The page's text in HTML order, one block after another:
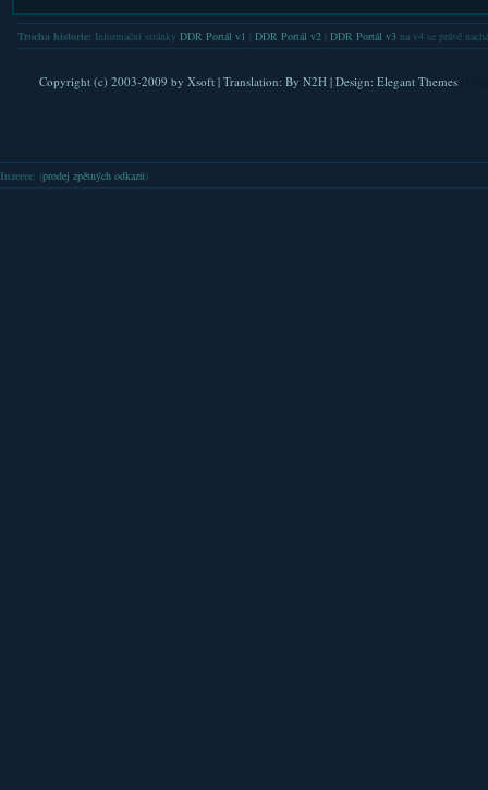
Trocha historie: Informační stránky DDR Portál v1 DDR Portál v2| DDR Portál v3na v4 se právě
Copyright (c) 2003-2009 by Xsoft| Translation: By N2H| Design: Elegant Themes
Inzerce: (prodej zpětných odkazů )